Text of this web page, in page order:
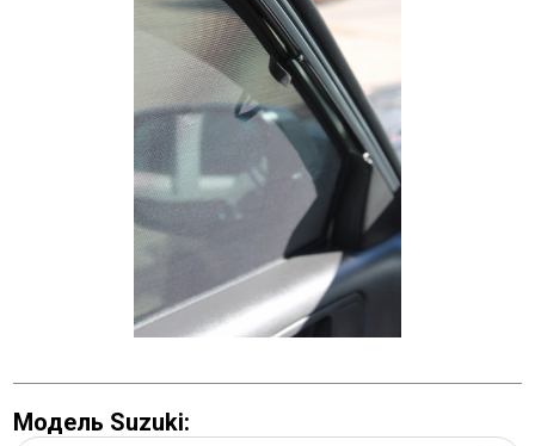
Модель Suzuki: